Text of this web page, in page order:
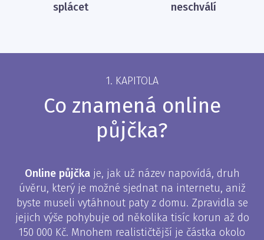
splácet
neschválí
1. KAPITOLA
Co znamená online
půjčka?
Online půjčkaje, jak už název napovídá, druh
úvěru, který je možné sjednat na internetu, aniž
byste museli vytáhnout paty z domu. Zpravidla se
jejich výše pohybuje od několika tisíc korun až do
150 000 Kč. Mnohem realističtější je částka okolo